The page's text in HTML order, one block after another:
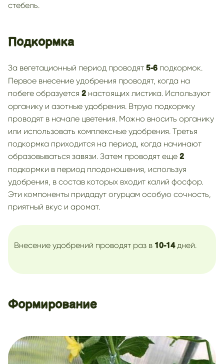
стебель.
Подкормка
За вегетационный период проводят 5-6 подкормок.
Первое внесение удобрения проводят, когда на
побеге образуется 2 настоящих листика. Используют
органику и азотные удобрения. Втрую подкормку
проводят в начале цветения. Можно вносить органику
или использовать комплексные удобрения. Третья
подкормка приходится на период, когда начинают
образовываться завязи. Затем проводят еще 2
подкормки в период плодоношения, используя
удобрения, в состав которых входит калий фосфор.
Эти компоненты придадут огурцам особую сочность,
приятный вкус и аромат.
Внесение удобрений проводят раз в 10-14дней.
Формирование